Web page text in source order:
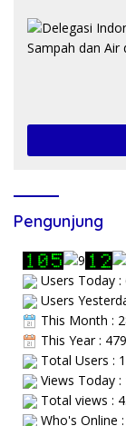
Pengunjung
Users Today :
Users
This Month :
This Year :
Total Users :
Views Today :
Total views :
Who's Online :